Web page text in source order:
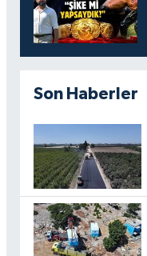
Son Haberler